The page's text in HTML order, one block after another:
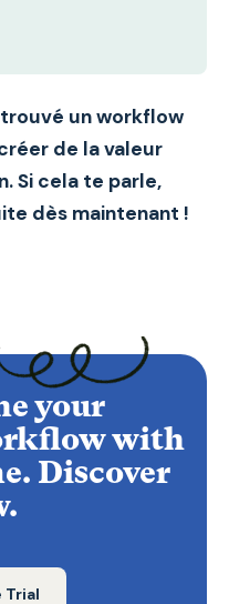
trouvé un workflow
de la valeur
Si cela te parle,
dès maintenant !
your
with
Discover
Trial